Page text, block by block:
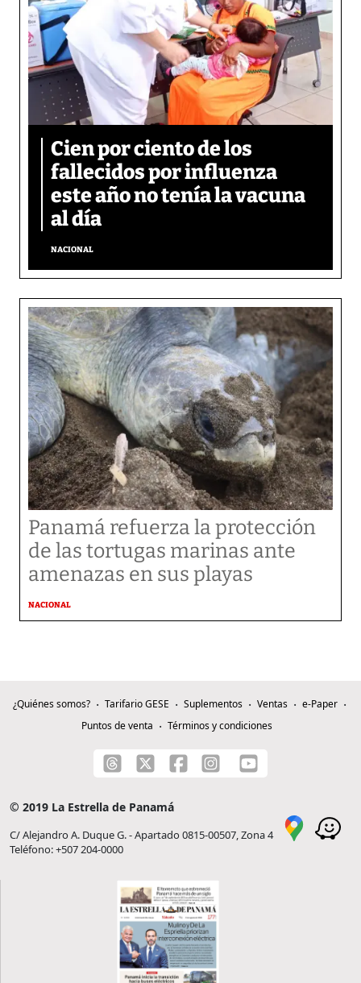
Cien por ciento de los
fallecidos por influenza
este año no tenía la vacuna
al día
NACIONAL
Panamá refuerza la protección
de las tortugas marinas ante
amenazas en sus playas
NACIONAL
¿Quiénes somos? Tarifario GESE Suplementos Ventas
e-Paper
Puntos de venta
Términos y condiciones
© 2019 La Estrella de Panamá
C/ Alejandro A. Duque G. - Apartado 0815-00507, Zona 4
Teléfono: +507 204-0000